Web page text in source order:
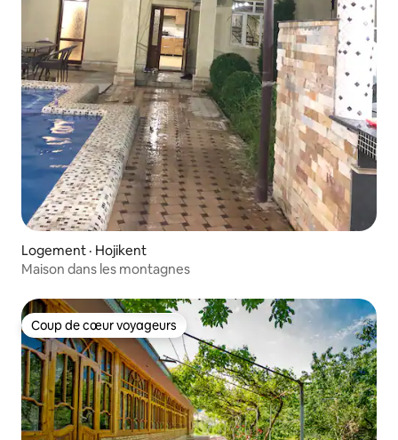
Logement · Hojikent
Maison dans les montagnes
Coup de cœur voyageurs
Coup de cœur voyageurs